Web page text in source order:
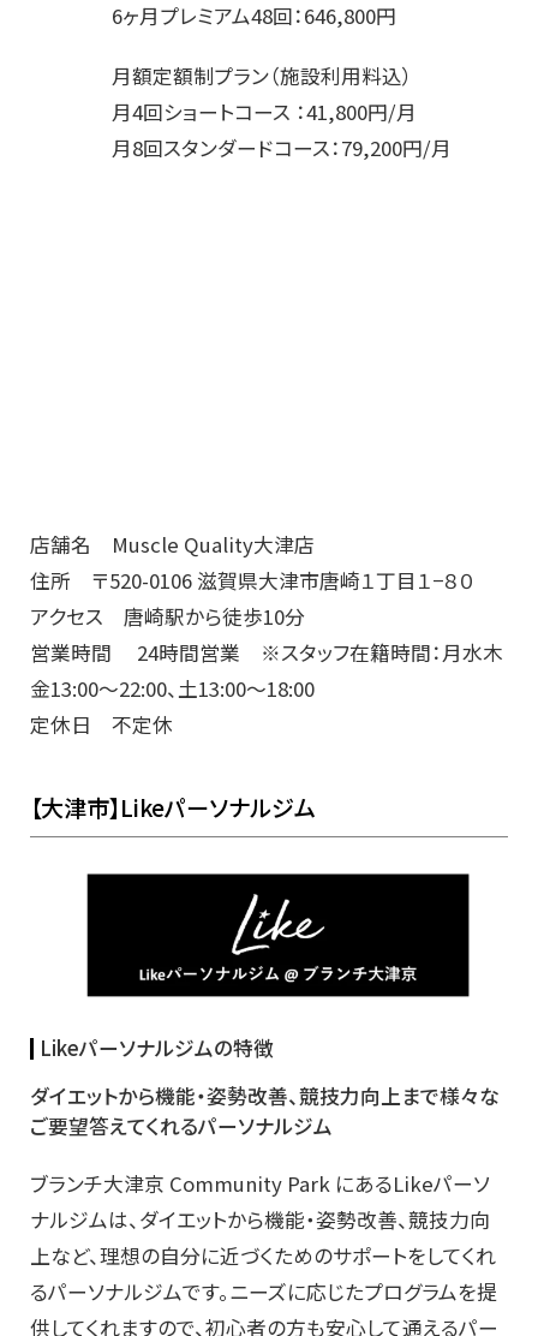
6ヶ月プレミアム48回：646,800円
月額定額制プラン（施設利用料込）
月4回ショートコース ：41,800円/月
月8回スタンダードコース：79,200円/月
店舗名 Muscle Quality大津店
住所 〒520-0106 滋賀県大津市唐崎１丁目１−８０
アクセス 唐崎駅から徒歩10分
営業時間 24時間営業 ※スタッフ在籍時間：月水木
金13:00～22:00、土13:00～18:00
定休日 不定休
【大津市】Likeパーソナルジム
Likeパーソナルジムの特徴
ダイエットから機能・姿勢改善、競技力向上まで様々な
ご要望答えてくれるパーソナルジム
ブランチ大津京 Community Park にあるLikeパーソ
ナルジムは、ダイエットから機能・姿勢改善、競技力向
上など、理想の自分に近づくためのサポートをしてくれ
るパーソナルジムです。ニーズに応じたプログラムを提
供してくれますので、初心者の方も安心して通えるパー